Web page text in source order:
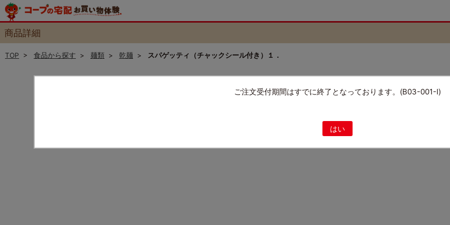
ご注文受付期間はすでに終了となっております。(B03-001-I)
はい
商品詳細
TOP > 食品から探す > 麺類 > 乾麺 > スパゲッティ（チャックシール付き）１．